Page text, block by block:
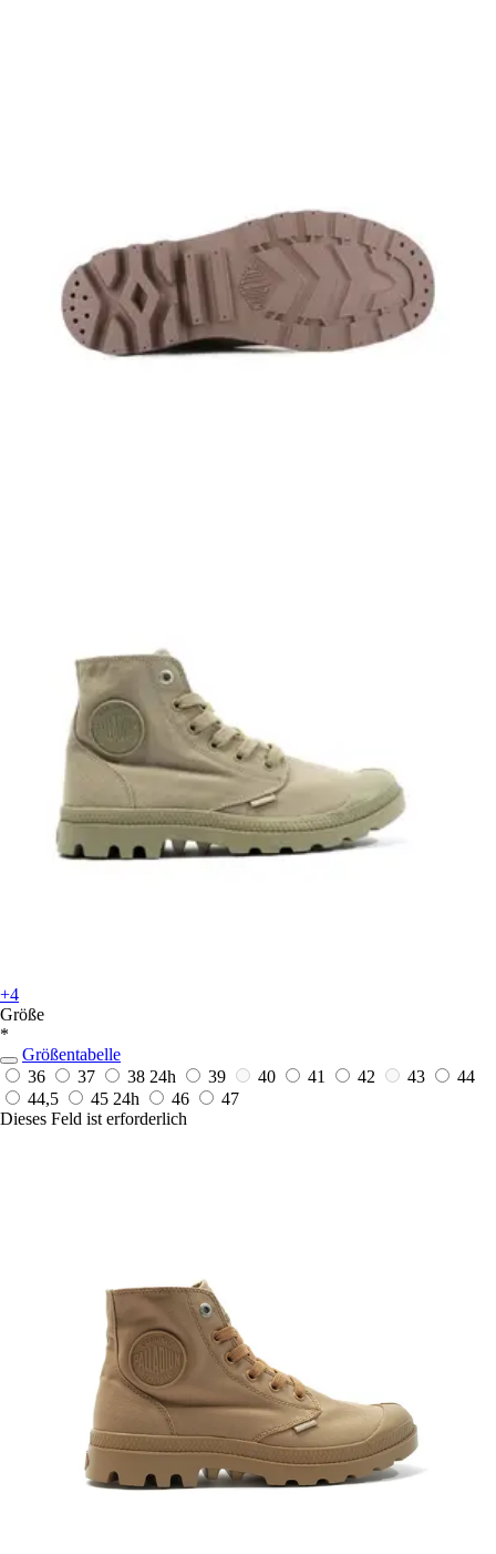
+4
Größe
*
Größentabelle
36
37 38 24h 39 40 41 42 43
44
44,5
45 24h 46
47
Dieses Feld ist erforderlich